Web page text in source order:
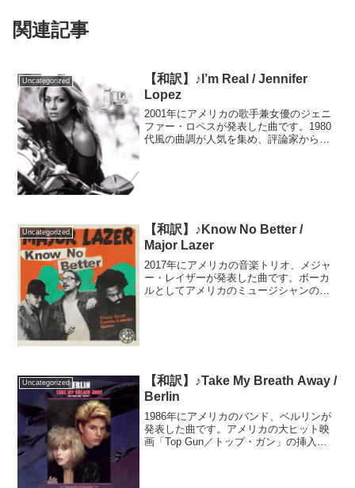
関連記事
Uncategorized
【和訳】♪I’m Real / Jennifer
Lopez
2001年にアメリカの歌手兼女優のジェニ
ファー・ロペスが発表した曲です。1980
代風の曲調が人気を集め、評論家からも
Uncategorized
【和訳】♪Know No Better /
Major Lazer
2017年にアメリカの音楽トリオ、メジャ
ー・レイザーが発表した曲です。ボーカ
ルとしてアメリカのミュージシャンのト
Uncategorized
【和訳】♪Take My Breath Away /
Berlin
1986年にアメリカのバンド、ベルリンが
発表した曲です。アメリカの大ヒット映
画「Top Gun／トップ・ガン」の挿入歌